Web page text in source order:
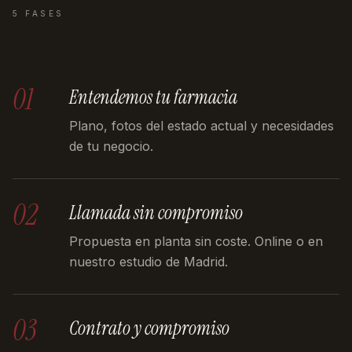
5 FASES
01 Entendemos tu farmacia
Plano, fotos del estado actual y necesidades
de tu negocio.
02 Llamada sin compromiso
Propuesta en planta sin coste. Online o en
nuestro estudio de Madrid.
03 Contrato y compromiso